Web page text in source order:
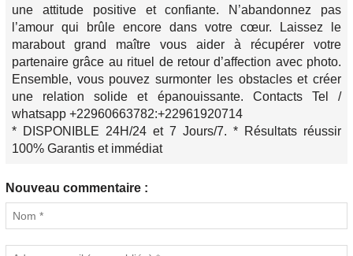
une attitude positive et confiante. N’abandonnez pas
l’amour qui brûle encore dans votre cœur. Laissez le
marabout grand maître vous aider à récupérer votre
partenaire grâce au rituel de retour d’affection avec photo.
Ensemble, vous pouvez surmonter les obstacles et créer
une relation solide et épanouissante. Contacts Tel /
whatsapp +22960663782:+22961920714
* DISPONIBLE 24H/24 et 7 Jours/7. * Résultats réussir
100% Garantis et immédiat
Nouveau commentaire :